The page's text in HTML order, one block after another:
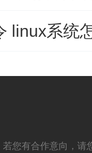
linux系统
您有合作意向，请